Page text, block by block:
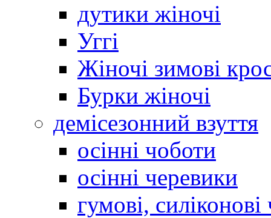
дутики жіночі
Уггі
Жіночі зимові
Бурки жіночі
демісезонний взуття
осінні чоботи
осінні черевики
гумові,